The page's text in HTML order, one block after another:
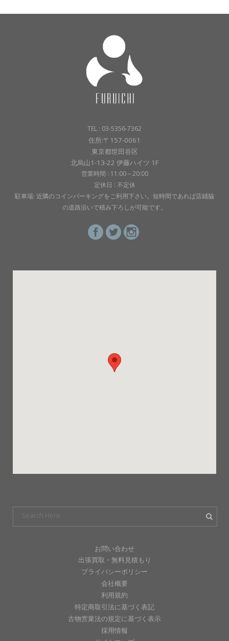
TEL : 03-5356-7362
住所:〒157-0061
東京都世田谷区
北烏山1-13-22 伊藤ハイツ 1F
営業時間 : 11:00～20:00
定休日 : 不定休
駐車場: 近隣のコインパーキングをご利用下さい。短時間であれば店鋪脇
の道路沿いで積み下ろしが可能です。
お問い合わせ
出張買取・無料見積もり
プライバシーポリシー
会社概要
利用規約
特定商取引法に基づく表記
古物営業法の規定に基づく表示
採用情報